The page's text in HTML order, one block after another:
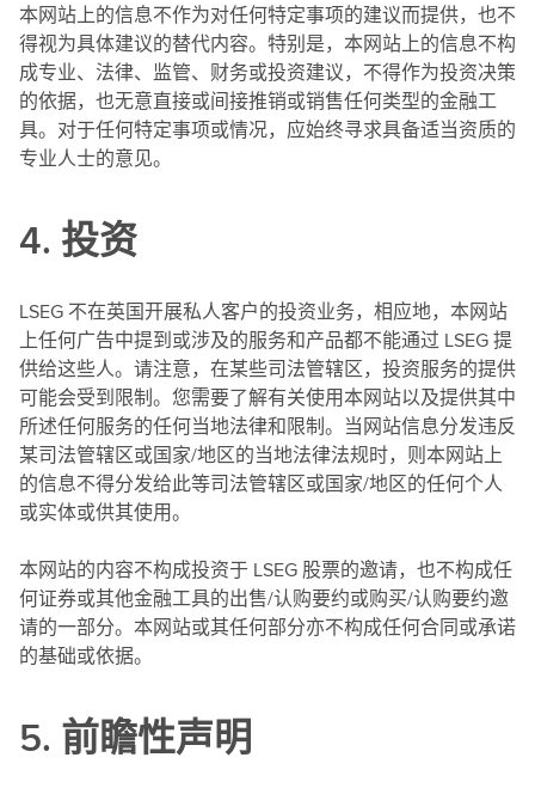
本网站上的信息不作为对任何特定事项的建议而提供，也不
得视为具体建议的替代内容。特别是，本网站上的信息不构
成专业、法律、监管、财务或投资建议，不得作为投资决策
的依据，也无意直接或间接推销或销售任何类型的金融工
具。对于任何特定事项或情况，应始终寻求具备适当资质的
专业人士的意见。
4. 投资
LSEG 不在英国开展私人客户的投资业务，相应地，本网站
上任何广告中提到或涉及的服务和产品都不能通过 LSEG 提
供给这些人。请注意，在某些司法管辖区，投资服务的提供
可能会受到限制。您需要了解有关使用本网站以及提供其中
所述任何服务的任何当地法律和限制。当网站信息分发违反
某司法管辖区或国家/地区的当地法律法规时，则本网站上
的信息不得分发给此等司法管辖区或国家/地区的任何个人
或实体或供其使用。
本网站的内容不构成投资于 LSEG 股票的邀请，也不构成任
何证券或其他金融工具的出售/认购要约或购买/认购要约邀
请的一部分。本网站或其任何部分亦不构成任何合同或承诺
的基础或依据。
5. 前瞻性声明